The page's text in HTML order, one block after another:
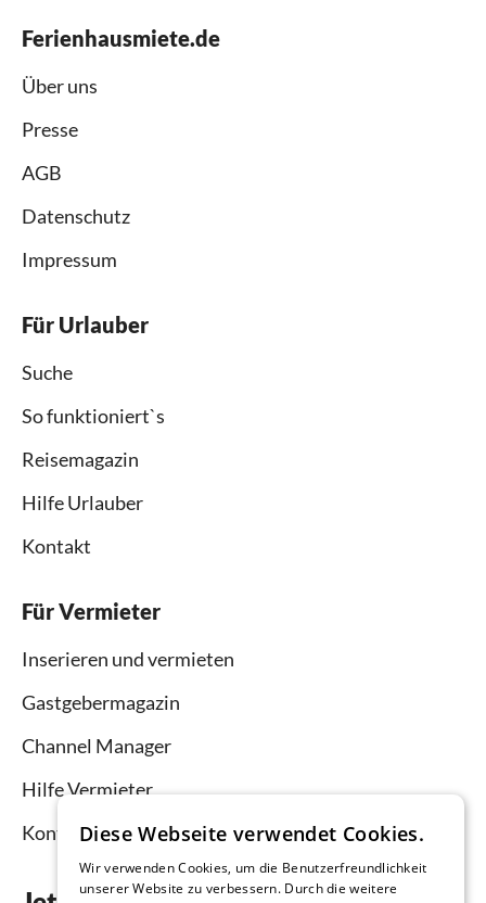
Ferienhausmiete.de
Über uns
Presse
AGB
Datenschutz
Impressum
Für Urlauber
Suche
So funktioniert`s
Reisemagazin
Hilfe Urlauber
Kontakt
Für Vermieter
Inserieren und vermieten
Gastgebermagazin
Channel Manager
Hilfe Vermieter
KontaktDiese Webseite verwendet Cookies.
Wir verwenden Cookies, um die Benutzerfreundlichkeit
unserer Website zu verbessern. Durch die weitere